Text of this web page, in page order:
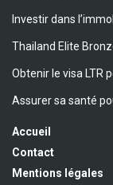
Investir dans
Thailand Elite
Obtenir le visa LTR
Assurer sa santé
Accueil
Contact
Mentions légales